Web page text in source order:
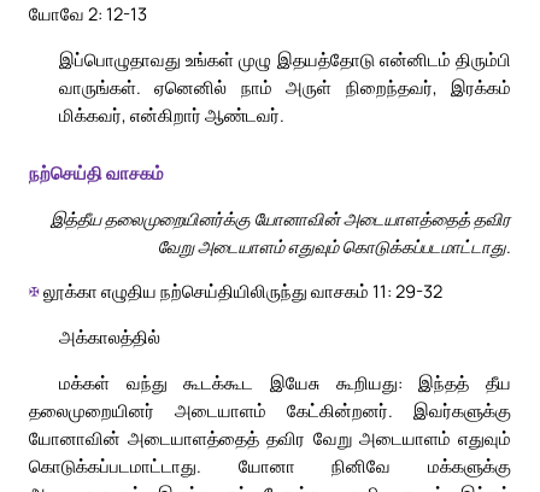
யோவே 2: 12-13
இப்பொழுதாவது உங்கள் முழு இதயத்தோடு என்னிடம் திரும்பி
வாருங்கள். ஏனெனில் நாம் அருள் நிறைந்தவர், இரக்கம்
மிக்கவர், என்கிறார் ஆண்டவர்.
நற்செய்தி வாசகம்
இத்தீய தலைமுறையினர்க்கு யோனாவின் அடையாளத்தைத் தவிர
வேறு அடையாளம் எதுவும் கொடுக்கப்படமாட்டாது.
✠லூக்கா எழுதிய நற்செய்தியிலிருந்து வாசகம் 11: 29-32
அக்காலத்தில்
மக்கள் வந்து கூடக்கூட இயேசு கூறியது: இந்தத் தீய
தலைமுறையினர் அடையாளம் கேட்கின்றனர். இவர்களுக்கு
யோனாவின் அடையாளத்தைத் தவிர வேறு அடையாளம் எதுவும்
கொடுக்கப்படமாட்டாது. யோனா நினிவே மக்களுக்கு